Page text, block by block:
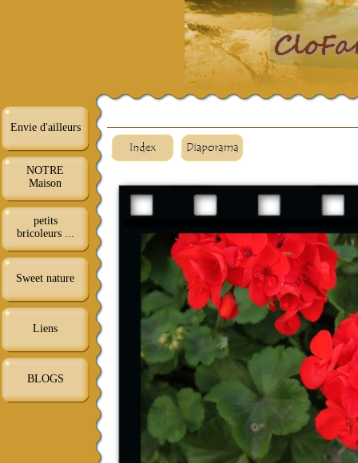
Envie d'ailleurs
NOTRE
Maison
petits
bricoleurs ...
Sweet nature
Liens
BLOGS